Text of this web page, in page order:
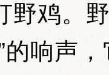
野鸡。
的响声